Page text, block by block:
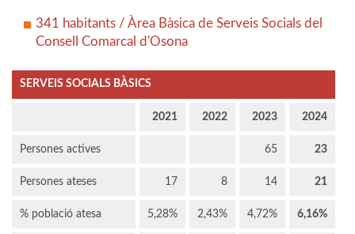
341 habitants / Àrea Bàsica de Serveis Socials del
Consell Comarcal d'Osona
SERVEIS SOCIALS BÀSICS
2021 2022 2023 2024
Persones actives 65 23
Persones ateses 17 8 14 21
% població atesa 5,28% 2,43% 4,72% 6,16%